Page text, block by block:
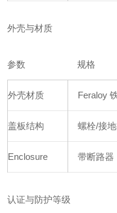
外壳与材质
参数 规格
外壳材质 Feraloy
盖板结构 螺栓/接地
Enclosure 带断路器
认证与防护等级